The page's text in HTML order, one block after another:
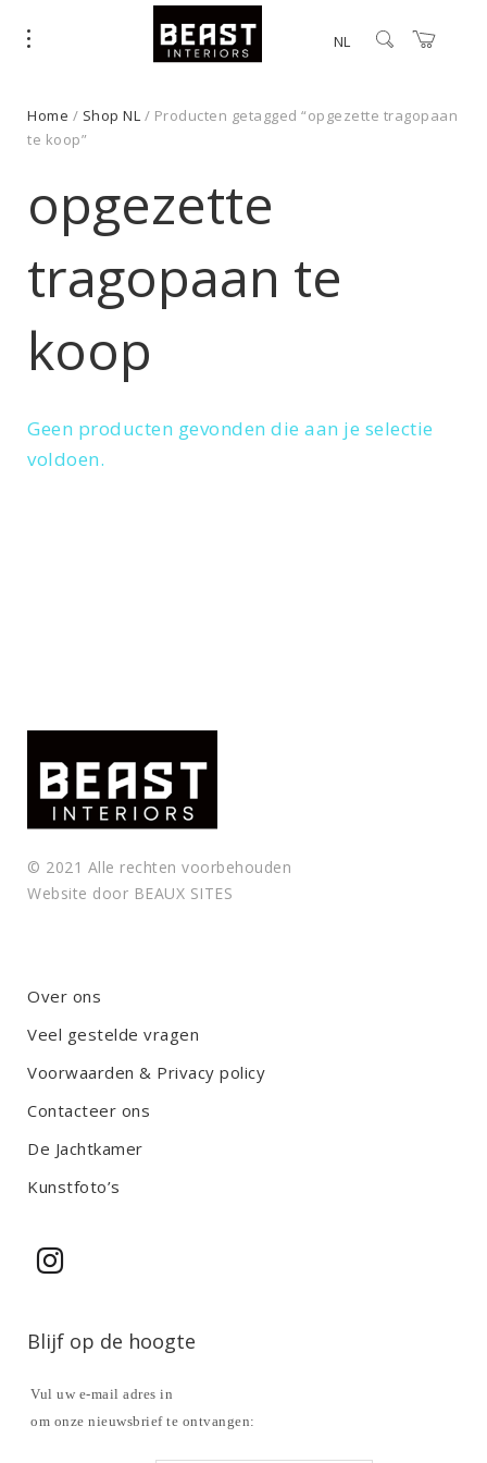
NL
Home / Shop NL / Producten getagged “opgezette tragopaan
te koop”
opgezette
tragopaan te
koop
Geen producten gevonden die aan je selectie
voldoen.
© 2021 Alle rechten voorbehouden
Website door BEAUX SITES
Over ons
Veel gestelde vragen
Voorwaarden & Privacy policy
Contacteer ons
De Jachtkamer
Kunstfoto’s
Blijf op de hoogte
Vul uw e-mail adres in
om onze nieuwsbrief te ontvangen: